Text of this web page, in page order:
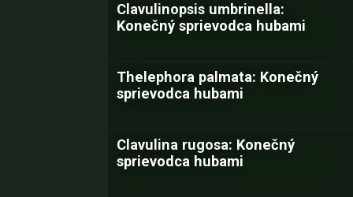
Clavulinopsis umbrinella:
Konečný sprievodca hubami
Thelephora palmata: Konečný
sprievodca hubami
Clavulina rugosa: Konečný
sprievodca hubami